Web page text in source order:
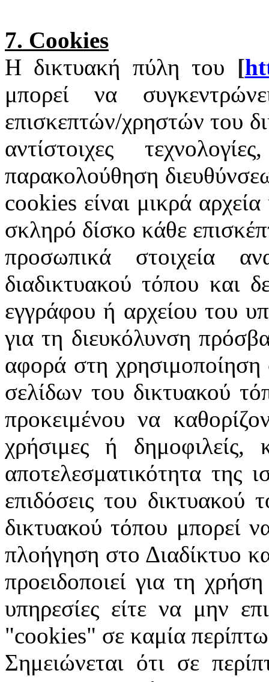
7. Cookies
Η δικτυακή πύλη του [
μπορεί να
επισκεπτών/χρηστών του
αντίστοιχες
παρακολούθηση
cookies είναι μικρά
σκληρό δίσκο κάθε
προσωπικά στοιχεία
διαδικτυακού τόπου και
εγγράφου ή αρχείου του
για τη διευκόλυνση
αφορά στη
σελίδων του δικτυακού
προκειμένου να
χρήσιμες ή
αποτελεσματικότητα της
επιδόσεις του δικτυακού
δικτυακού τόπου μπορεί
πλοήγηση στο Διαδίκτυο
προειδοποιεί για τη
υπηρεσίες είτε να μην
"cookies" σε καμία
Σημειώνεται ότι σε